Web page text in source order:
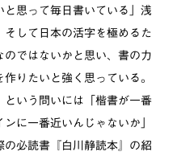
と思って毎日書いている」浅
して日本の活字を極めるた
のではないかと思い、書の力
りたいと強く思っている。
という問いには「楷書が一番
に一番近いんじゃないか」
の必読書『白川静読本』の紹